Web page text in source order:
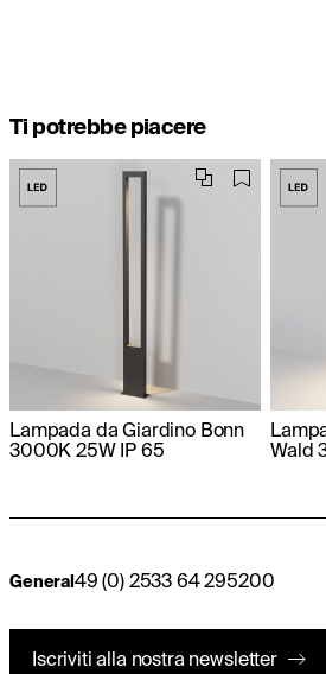
Ti potrebbe piacere
Lampada da Giardino Bonn
3000K 25W IP 65
Wald
General 49 (0) 2533 64 295200
Iscriviti alla nostra newsletter